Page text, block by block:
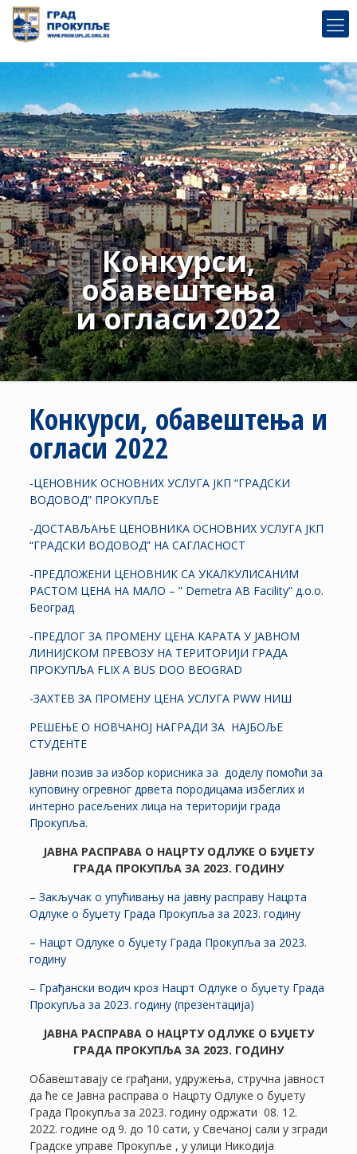
Конкурси,
обавештења
и огласи 2022
Конкурси, обавештења и
огласи 2022
-ЦЕНОВНИК ОСНОВНИХ УСЛУГА ЈКП “ГРАДСКИ
ВОДОВОД” ПРОКУПЉЕ
-ДОСТАВЉАЊЕ ЦЕНОВНИКА ОСНОВНИХ УСЛУГА ЈКП
“ГРАДСКИ ВОДОВОД” НА САГЛАСНОСТ
-ПРЕДЛОЖЕНИ ЦЕНОВНИК СА УКАЛКУЛИСАНИМ
РАСТОМ ЦЕНА НА МАЛО – ” Demetra AB Facility” д.о.о.
Београд
-ПРЕДЛОГ ЗА ПРОМЕНУ ЦЕНА КАРАТА У ЈАВНОМ
ЛИНИЈСКОМ ПРЕВОЗУ НА ТЕРИТОРИЈИ ГРАДА
ПРОКУПЉА FLIX A BUS DOO BEOGRAD
-ЗАХТЕВ ЗА ПРОМЕНУ ЦЕНА УСЛУГА PWW НИШ
РЕШЕЊЕ О НОВЧАНОЈ НАГРАДИ ЗА НАЈБОЉЕ
СТУДЕНТЕ
Јавни позив за избор корисника за доделу помоћи за
куповину огревног дрвета породицама избеглих и
интерно расељених лица на територији града
Прокупља.
ЈАВНА РАСПРАВА О НАЦРТУ ОДЛУКЕ О БУЏЕТУ
ГРАДА ПРОКУПЉА ЗА 2023. ГОДИНУ
– Закључак о упућивању на јавну расправу Нацрта
Одлуке о буџету Града Прокупља за 2023. годину
– Нацрт Одлуке о буџету Града Прокупља за 2023.
годину
– Грађански водич кроз Нацрт Одлуке о буџету Града
Прокупља за 2023. годину (презентација)
ЈАВНА РАСПРАВА О НАЦРТУ ОДЛУКЕ О БУЏЕТУ
ГРАДА ПРОКУПЉА ЗА 2023. ГОДИНУ
Обавештавају се грађани, удружења, стручна јавност
да ће се Јавна расправа о Нацрту Одлуке о буџету
Града Прокупља за 2023. годину одржати 08. 12.
2022. године од 9. до 10 сати, у Свечаној сали у згради
Градске управе Прокупље , у улици Никодија